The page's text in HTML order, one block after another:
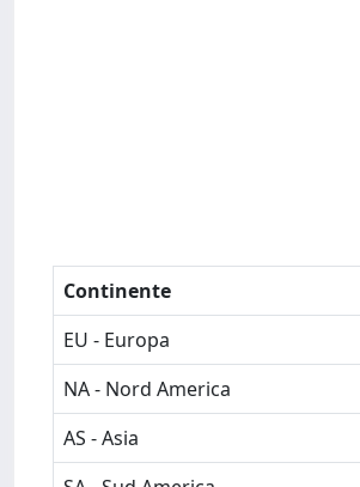
Continente
EU - Europa
NA - Nord America
AS - Asia